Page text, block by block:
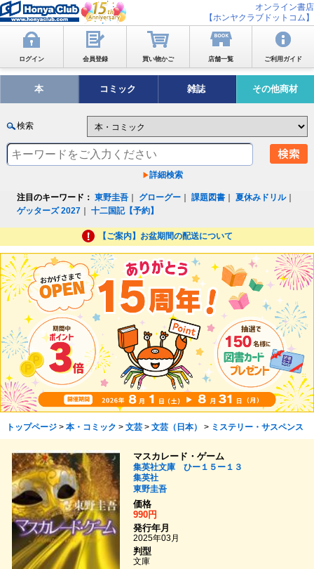
オンライン書店
【ホンヤクラブドットコム】
ログイン 会員登録 買い物かご 店舗一覧 ご利用ガイド
本 コミック 雑誌 その他商材
検索
詳細検索
注目のキーワード： 東野圭吾 グローグー ｜課題図書 ｜夏休みドリル｜
ゲッターズ 2027 ｜十二国記【予約】
【ご案内】お盆期間の配送について
トップページ> 本・コミック > 文芸> 文芸（日本） > ミステリー・サスペンス
マスカレード・ゲーム
集英社文庫 ひー１５ー１３
集英社
東野圭吾
価格
990円
発行年月
2025年03月
判型
文庫